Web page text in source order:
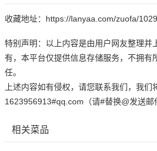
收藏地址：https://lanyaa.com/zuofa/
特别声明：以上内容是由用户网友整理并
有，本平台仅提供信息存储服务，不拥有
任。
上述内容如有侵权，请您联系我们，我们
1623956913#qq.com（请#替换@发送邮
相关菜品